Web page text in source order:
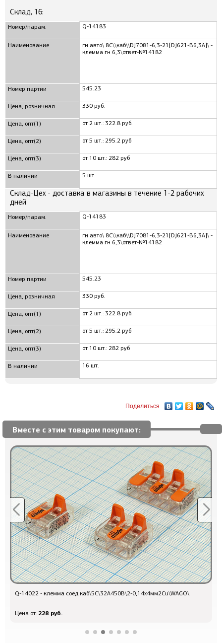
Склад, 16:
Номер/парам.
Наименование
Номер партии
Цена, розничная
Цена, опт(1)
Цена, опт(2)
Цена, опт(3)
В наличии
Q-14183
гн авто\ 8C\\каб\\DJ7081-6,3-21[DJ621-B6,3A]\ -
клемма гн 6,3\ответ-№14182
545.23
330 руб.
от 2 шт.: 322.8 руб.
от 5 шт.: 295.2 руб
от 10 шт.: 282 руб
5 шт.
Склад-Цех - доставка в магазины в течение 1-2 рабочих
дней
Номер/парам.
Наименование
Номер партии
Цена, розничная
Цена, опт(1)
Цена, опт(2)
Цена, опт(3)
В наличии
Q-14183
гн авто\ 8C\\каб\\DJ7081-6,3-21[DJ621-B6,3A]\ -
клемма гн 6,3\ответ-№14182
545.23
330 руб.
от 2 шт.: 322.8 руб.
от 5 шт.: 295.2 руб
от 10 шт.: 282 руб
16 шт.
Поделиться
Вместе с этим товаром покупают:
Q-14022 - клемма соед каб\5C\32А450В\2-0,14x4мм2Cu\WAGO\
Цена от: 228 руб.